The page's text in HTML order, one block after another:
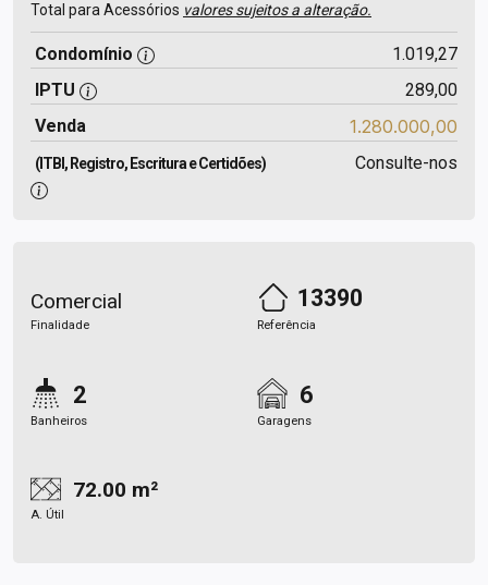
Total para Acessórios valores sujeitos a alteração.
Condomínio
1.019,27
IPTU
289,00
Venda
1.280.000,00
(ITBI, Registro, Escritura e Certidões) Consulte-nos
Comercial
Finalidade
13390
Referência
2
Banheiros
6
Garagens
72.00 m²
A. Útil